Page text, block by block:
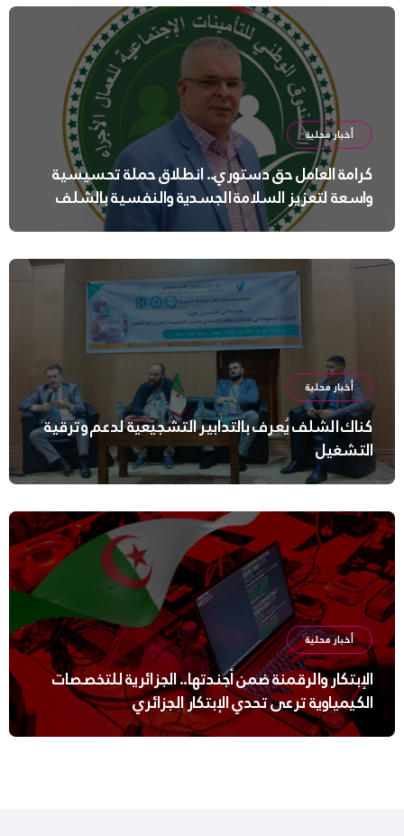
أخبار محلية
كرامة العامل حق دستوري.. انطلاق حملة تحسيسية
واسعة لتعزيز السلامة الجسدية والنفسية بالشلف
أخبار محلية
كناك الشلف يُعرف بالتدابير التشجيعية لدعم وترقية
التشغيل
أخبار محلية
الإبتكار والرقمنة ضمن أجندتها.. الجزائرية للتخصصات
الكيمياوية ترعى تحدي الإبتكار الجزائري